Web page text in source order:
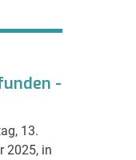
-
13.
2025, in